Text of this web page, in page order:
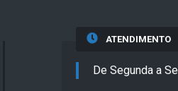
ATENDIMENTO
De Segunda a